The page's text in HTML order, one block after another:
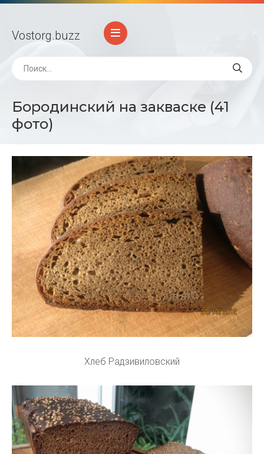
Vostorg.buzz
Бородинский на закваске (41
фото)
Хлеб Радзивиловский